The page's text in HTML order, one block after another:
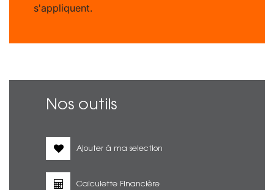
s'appliquent.
Nos outils
Ajouter à ma selection
Calculette Financière